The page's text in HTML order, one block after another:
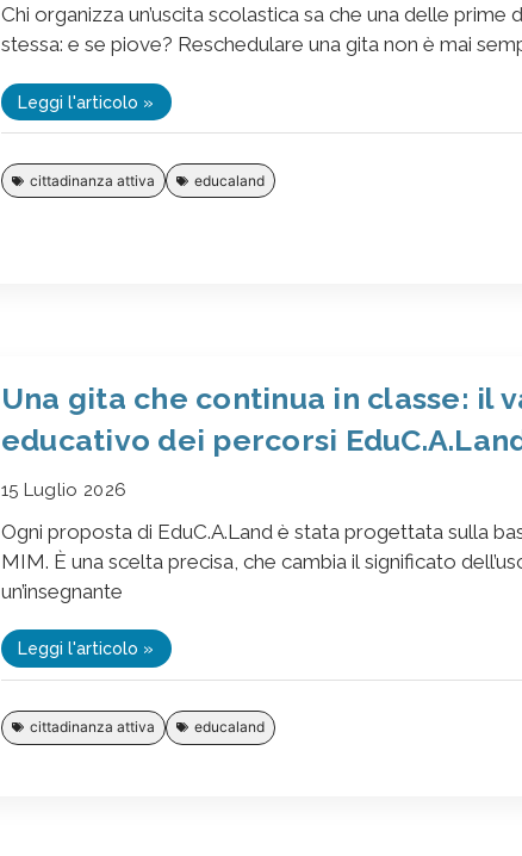
Chi organizza un’uscita scolastica sa che una delle prime
stessa: e se piove? Reschedulare una gita non è mai
Leggi l'articolo »
cittadinanza attiva educaland
Una gita che continua in classe: il
educativo dei percorsi
15 Luglio 2026
Ogni proposta di EduC.A.Land è stata progettata sulla
MIM. È una scelta precisa, che cambia il significato
un’insegnante
Leggi l'articolo »
cittadinanza attiva educaland